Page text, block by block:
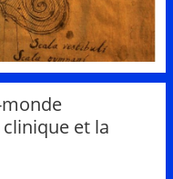
monde
et la